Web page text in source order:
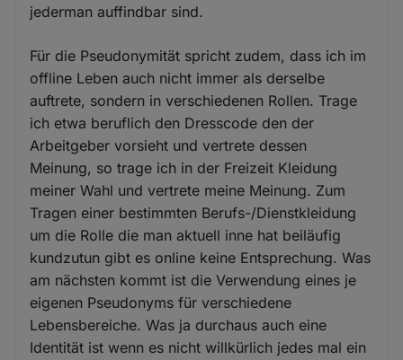
jederman auffindbar sind.
Für die Pseudonymität spricht zudem, dass ich im
offline Leben auch nicht immer als derselbe
auftrete, sondern in verschiedenen Rollen. Trage
ich etwa beruflich den Dresscode den der
Arbeitgeber vorsieht und vertrete dessen
Meinung, so trage ich in der Freizeit Kleidung
meiner Wahl und vertrete meine Meinung. Zum
Tragen einer bestimmten Berufs-/Dienstkleidung
um die Rolle die man aktuell inne hat beiläufig
kundzutun gibt es online keine Entsprechung. Was
am nächsten kommt ist die Verwendung eines je
eigenen Pseudonyms für verschiedene
Lebensbereiche. Was ja durchaus auch eine
Identität ist wenn es nicht willkürlich jedes mal ein